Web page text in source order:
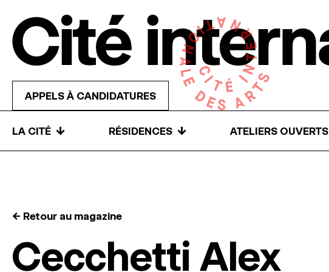
APPELS À CANDIDATURES
LA CITÉ ↓ RÉSIDENCES ↓ ATELIERS OUVERTS
← Retour au magazine
Cecchetti Alex